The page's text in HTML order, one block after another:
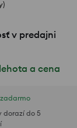
v predajni
a cena
dorazí do 5